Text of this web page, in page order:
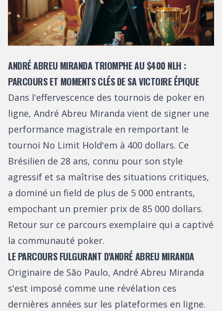
ANDRÉ ABREU MIRANDA TRIOMPHE AU $400 NLH :
PARCOURS ET MOMENTS CLÉS DE SA VICTOIRE ÉPIQUE
Dans l'effervescence des tournois de poker en
ligne, André Abreu Miranda vient de signer une
performance magistrale en remportant le
tournoi No Limit Hold'em à 400 dollars. Ce
Brésilien de 28 ans, connu pour son style
agressif et sa maîtrise des situations critiques,
a dominé un field de plus de 5 000 entrants,
empochant un premier prix de 85 000 dollars.
Retour sur ce parcours exemplaire qui a captivé
la communauté poker.
LE PARCOURS FULGURANT D'ANDRÉ ABREU MIRANDA
Originaire de São Paulo, André Abreu Miranda
s'est imposé comme une révélation ces
dernières années sur les plateformes en ligne.